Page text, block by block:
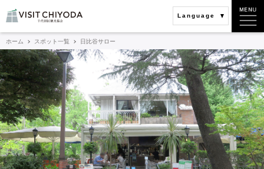
Language
ホーム スポット一覧 日比谷サロー